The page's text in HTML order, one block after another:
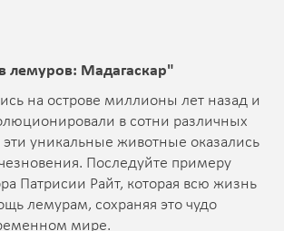
лемуров: Мадагаскар"
на острове миллионы лет назад и
в сотни различных
эти уникальные животные оказались
Последуйте примеру
Патрисии Райт, которая всю жизнь
лемурам, сохраняя это чудо
мире.